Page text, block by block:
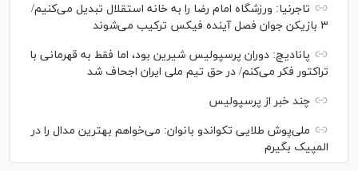
تاجرنیا: ورزشگاه امام رضا را به خانه استقلال تبدیل می‌کنیم/
۳ بازیکن جوان فصل آینده فیکس ترکیب می‌شوند
پانادیچ: دوران پرسپولیس شیرین بود، اما فقط به قهرمانی با
تراکتور فکر می‌کنم/ در حق تیم ملی ایران اجحاف شد
چند خبر از پرسپولیس
ملی‌پوش‌ طلایی تکواندو بانوان: می‌خواهم بهترین مدال را در
المپیک بگیرم